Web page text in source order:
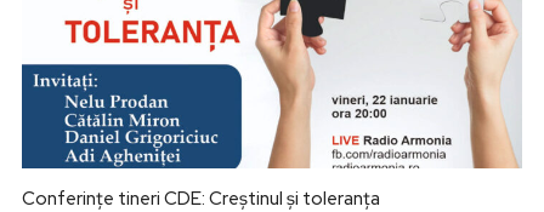
Conferințe tineri CDE: Creștinul și toleranța